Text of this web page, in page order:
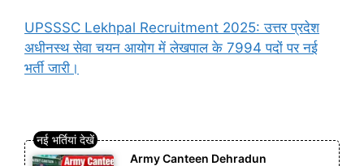
UPSSSC Lekhpal Recruitment 2025: उत्तर प्रदेश
अधीनस्थ सेवा चयन आयोग में लेखपाल के 7994 पदों पर नई
भर्ती जारी।
Army Canteen Dehradun